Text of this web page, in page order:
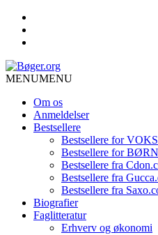
MENUMENU
Om os
Anmeldelser
Bestsellere
Bestsellere for
Bestsellere for BØRN
Bestsellere fra
Bestsellere fra
Bestsellere fra
Biografier
Faglitteratur
Erhverv og økonomi